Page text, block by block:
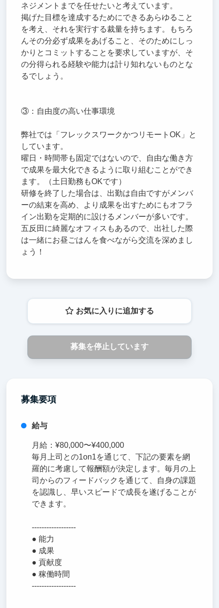
ネジメントまでを任せたいと考えています。
掲げた目標を達成するためにできるあらゆること
を考え、それを実行する裁量を持ちます。もちろ
んその分必ず成果をあげること、そのためにしっ
かりとコミットすることを要求していますが、そ
の分得られる経験や能力は計り知れないものとな
るでしょう。
③：自由度の高い仕事環境
弊社では「フレックスワークかつリモートOK」と
しています。
曜日・時間帯も固定ではないので、自由な働き方
で成果を最大化できるように取り組むことができ
ます。（土日勤務もOKです）
研修を終了した場合は、出勤は自由ですがメンバ
ーの結束を高め、より成果を出すためにもオフラ
イン出勤を定期的に設けるメンバーが多いです。
五反田に綺麗なオフィスもあるので、出社した際
は一緒にお昼ごはんを食べながら交流を深めまし
ょう！
お気に入りに追加する
募集を停止しています
募集要項
給与
月給：¥80,000〜¥400,000
毎月上司との1on1を通じて、下記の要素を網
羅的に考慮して報酬額が決定します。毎月の上
司からのフィードバックを通じて、自身の課題
を認識し、早いスピードで成長を遂げることが
できます。
------------------
● 能力
● 成果
● 貢献度
● 稼働時間
------------------